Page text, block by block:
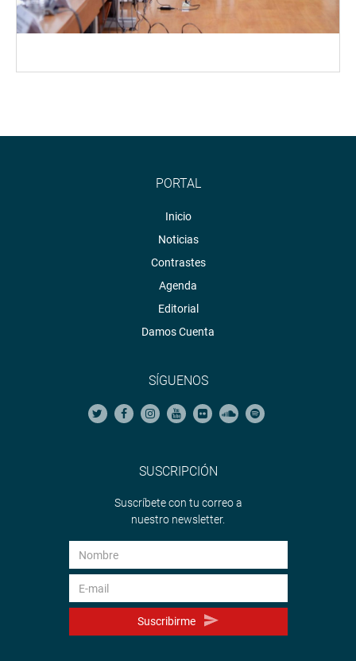
PORTAL
Inicio
Noticias
Contrastes
Agenda
Editorial
Damos Cuenta
SÍGUENOS
SUSCRIPCIÓN
Suscríbete con tu correo a
nuestro newsletter.
Suscribirme